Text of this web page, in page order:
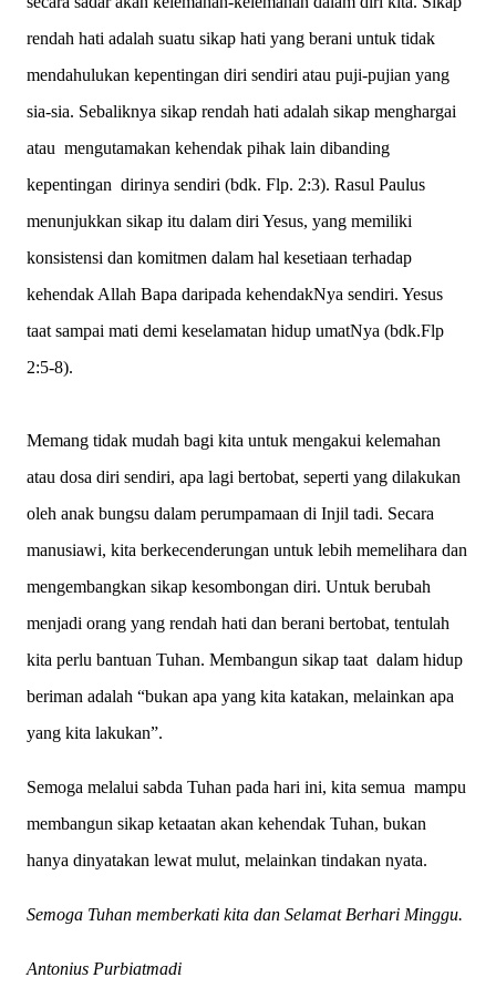
rendah hati adalah suatu sikap hati yang berani untuk tidak
mendahulukan kepentingan diri sendiri atau puji-pujian yang
sia-sia. Sebaliknya sikap rendah hati adalah sikap menghargai
atau mengutamakan kehendak pihak lain dibanding
kepentingan dirinya sendiri (bdk. Flp. 2:3). Rasul Paulus
menunjukkan sikap itu dalam diri Yesus, yang memiliki
konsistensi dan komitmen dalam hal kesetiaan terhadap
kehendak Allah Bapa daripada kehendakNya sendiri. Yesus
taat sampai mati demi keselamatan hidup umatNya (bdk.Flp
2:5-8).
Memang tidak mudah bagi kita untuk mengakui kelemahan
atau dosa diri sendiri, apa lagi bertobat, seperti yang dilakukan
oleh anak bungsu dalam perumpamaan di Injil tadi. Secara
manusiawi, kita berkecenderungan untuk lebih memelihara dan
mengembangkan sikap kesombongan diri. Untuk berubah
menjadi orang yang rendah hati dan berani bertobat, tentulah
kita perlu bantuan Tuhan. Membangun sikap taat dalam hidup
beriman adalah “bukan apa yang kita katakan, melainkan apa
yang kita lakukan”.
Semoga melalui sabda Tuhan pada hari ini, kita semua mampu
membangun sikap ketaatan akan kehendak Tuhan, bukan
hanya dinyatakan lewat mulut, melainkan tindakan nyata.
Semoga Tuhan memberkati kita dan Selamat Berhari Minggu.
Antonius Purbiatmadi